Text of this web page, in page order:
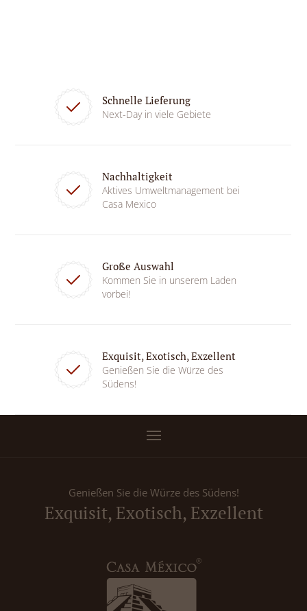
Schnelle Lieferung
Next-Day in viele Gebiete
Nachhaltigkeit
Aktives Umweltmanagement bei
Casa Mexico
Große Auswahl
Kommen Sie in unserem Laden
vorbei!
Exquisit, Exotisch, Exzellent
Genießen Sie die Würze des
Südens!
Genießen Sie die Würze des Südens!
Exquisit, Exotisch, Exzellent